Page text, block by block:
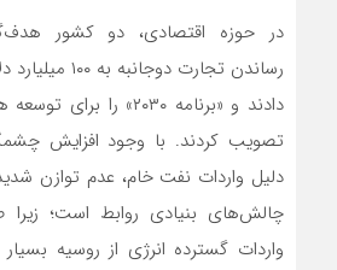
در حوزه اقتصادی، دو کشور
دادند و «برنامه ۲۰۳۰»
تصویب کردند. با وجود افزایش
دلیل واردات نفت خام، عدم توازن
چالش‌های بنیادی روابط است؛ زیرا
واردات گسترده انرژی از روسیه